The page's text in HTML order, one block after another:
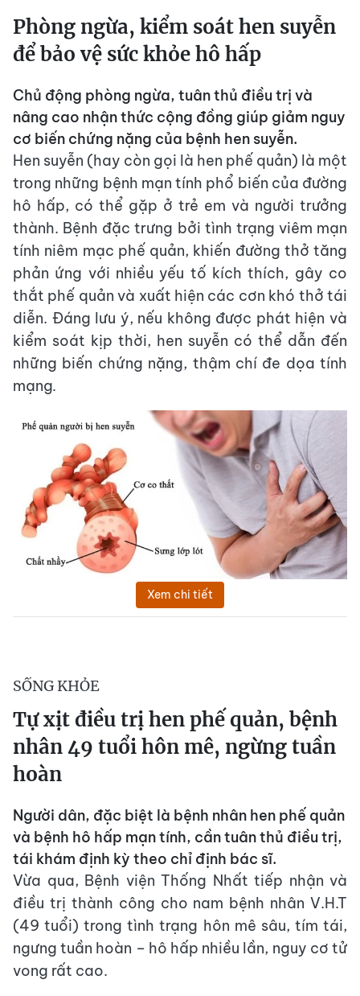
Phòng ngừa, kiểm soát hen suyễn
để bảo vệ sức khỏe hô hấp
Chủ động phòng ngừa, tuân thủ điều trị và
nâng cao nhận thức cộng đồng giúp giảm nguy
cơ biến chứng nặng của bệnh hen suyễn.
Hen suyễn (hay còn gọi là hen phế quản) là một
trong những bệnh mạn tính phổ biến của đường
hô hấp, có thể gặp ở trẻ em và người trưởng
thành. Bệnh đặc trưng bởi tình trạng viêm mạn
tính niêm mạc phế quản, khiến đường thở tăng
phản ứng với nhiều yếu tố kích thích, gây co
thắt phế quản và xuất hiện các cơn khó thở tái
diễn. Đáng lưu ý, nếu không được phát hiện và
kiểm soát kịp thời, hen suyễn có thể dẫn đến
những biến chứng nặng, thậm chí đe dọa tính
mạng.
Xem chi tiết
SỐNG KHỎE
Tự xịt điều trị hen phế quản, bệnh
nhân 49 tuổi hôn mê, ngừng tuần
hoàn
Người dân, đặc biệt là bệnh nhân hen phế quản
và bệnh hô hấp mạn tính, cần tuân thủ điều trị,
tái khám định kỳ theo chỉ định bác sĩ.
Vừa qua, Bệnh viện Thống Nhất tiếp nhận và
điều trị thành công cho nam bệnh nhân V.H.T
(49 tuổi) trong tình trạng hôn mê sâu, tím tái,
ngưng tuần hoàn – hô hấp nhiều lần, nguy cơ tử
vong rất cao.